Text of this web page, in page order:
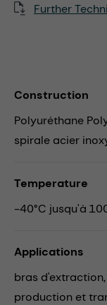
Further
Construction
Polyuréthane
spirale acier
Temperature
-40°C jusqu'à
Applications
bras d'extraction,
production et